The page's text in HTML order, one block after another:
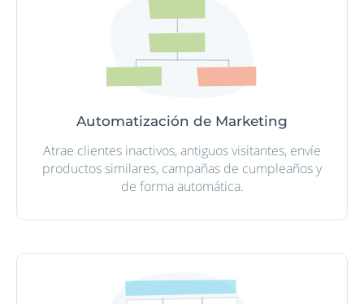
Automatización de Marketing
Atrae clientes inactivos, antiguos visitantes, envíe
productos similares, campañas de cumpleaños y
de forma automática.